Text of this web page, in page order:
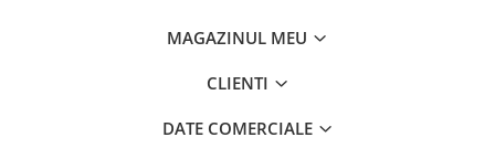
MAGAZINUL MEU
CLIENTI
DATE COMERCIALE